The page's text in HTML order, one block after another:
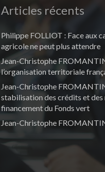
Articles récents
Philippe FOLLIOT : Face aux
agricole ne peut plus attendre
Jean-Christophe
l’organisation territoriale
Jean-Christophe
stabilisation des crédits et des
financement du Fonds vert
Jean-Christophe